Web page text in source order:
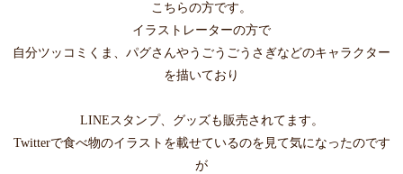
こちらの方です。
イラストレーターの方で
自分ツッコミくま、パグさんやうごうごうさぎなどのキャラクター
を描いており
LINEスタンプ、グッズも販売されてます。
Twitterで食べ物のイラストを載せているのを見て気になったのです
が